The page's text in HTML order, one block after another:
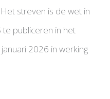
streven is de wet in
publiceren in het
2026 in werking